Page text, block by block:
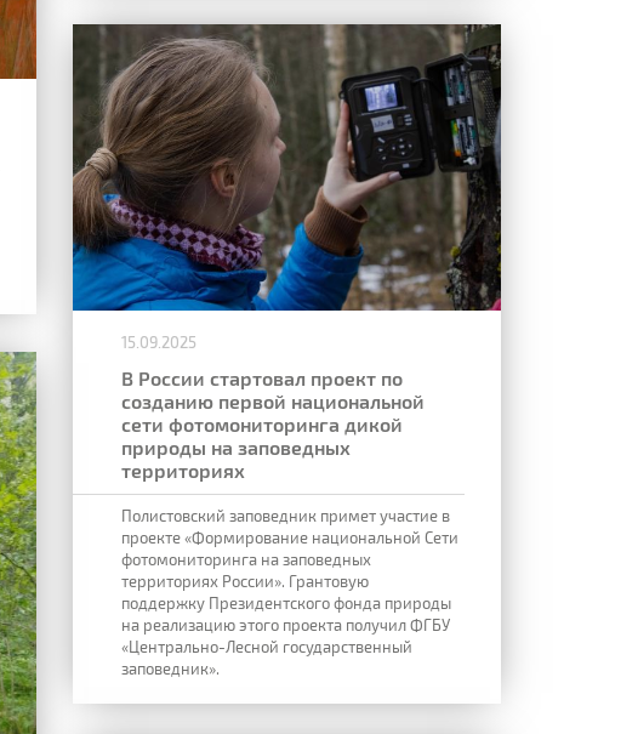
15.09.2025
В России стартовал проект по
созданию первой национальной
сети фотомониторинга дикой
природы на заповедных
территориях
Полистовский заповедник примет участие в
проекте «Формирование национальной Сети
фотомониторинга на заповедных
территориях России». Грантовую
поддержку Президентского фонда природы
на реализацию этого проекта получил ФГБУ
«Центрально-Лесной государственный
заповедник».